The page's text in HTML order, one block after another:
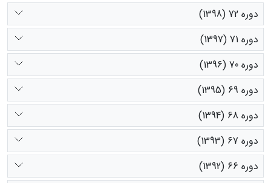
دوره 72 (1398)
دوره 71 (1397)
دوره 70 (1396)
دوره 69 (1395)
دوره 68 (1394)
دوره 67 (1393)
دوره 66 (1392)